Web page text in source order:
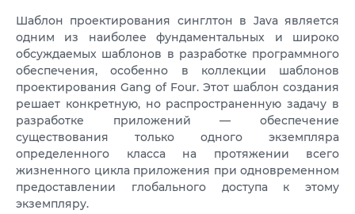
VPS США >
VPS ЛОС АНДЖЕЛЕС
VPS АТЛАНТА
VPS АШБЕРН
VPS ИЗРАИЛЬ
VPS ЭСТОНИЯ
ВИДІЛЕНИЙ СЕРВЕР ПОЛЬЩА
ВИДІЛЕНИЙ СЕРВЕР ЕСТОНІЯ
ВИДІЛЕНИЙ СЕРВЕР КІПР
ШВЕЦІЯ
ГОНКОНГ
10 GBPS VPS
ВИСОКОПРОДУКТИВНИЙ VPS
RU
Шаблон проектирования синглтон в Java является
одним из наиболее фундаментальных и широко
обсуждаемых шаблонов в разработке программного
обеспечения, особенно в коллекции шаблонов
проектирования Gang of Four. Этот шаблон создания
решает конкретную, но распространенную задачу в
разработке приложений — обеспечение
существования только одного экземпляра
определенного класса на протяжении всего
жизненного цикла приложения при одновременном
предоставлении глобального доступа к этому
экземпляру.